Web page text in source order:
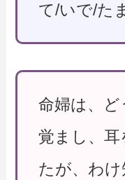
て/いで/た
命婦は、
覚まし、
たが、わけ